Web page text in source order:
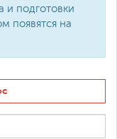
и подготовки
появятся на